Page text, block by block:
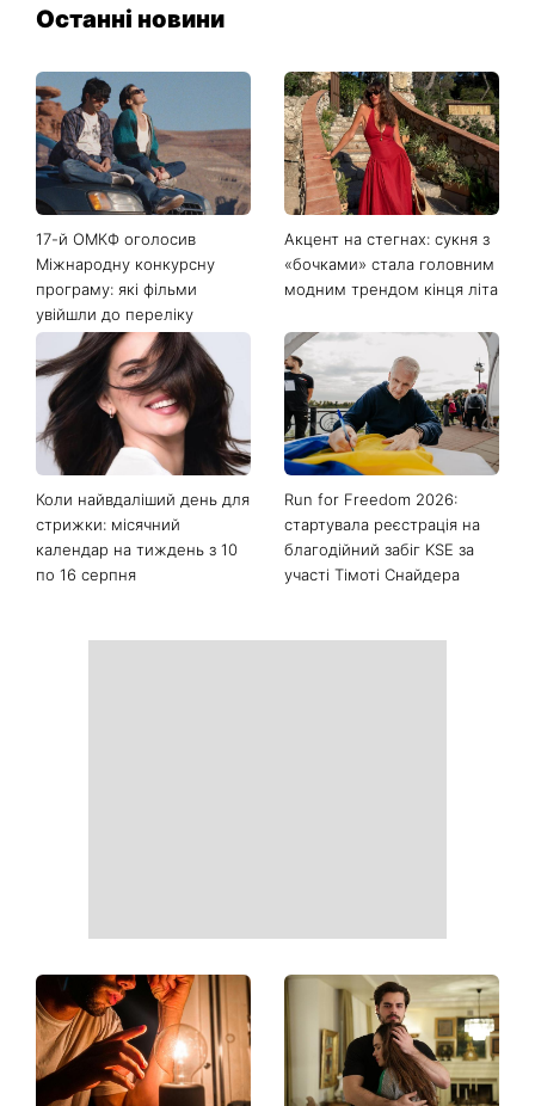
Останні новини
17-й ОМКФ оголосив
Міжнародну конкурсну
програму: які фільми
увійшли до переліку
Акцент на стегнах: сукня з
«бочками» стала головним
модним трендом кінця літа
Коли найвдаліший день для
стрижки: місячний
календар на тиждень з 10
по 16 серпня
Run for Freedom 2026:
стартувала реєстрація на
благодійний забіг KSE за
участі Тімоті Снайдера